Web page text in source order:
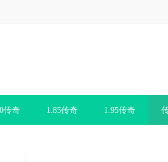
传奇 1.85传奇 1.95传奇